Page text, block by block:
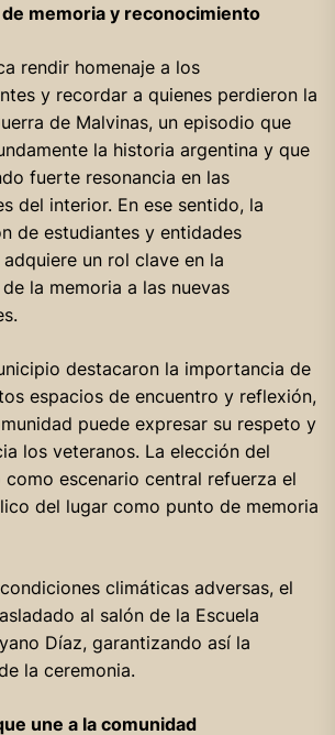
memoria y reconocimiento
rendir homenaje a los
y recordar a quienes perdieron la
de Malvinas, un episodio que
la historia argentina y que
fuerte resonancia en las
del interior. En ese sentido, la
de estudiantes y entidades
un rol clave en la
la memoria a las nuevas
destacaron la importancia de
espacios de encuentro y reflexión,
puede expresar su respeto y
los veteranos. La elección del
como escenario central refuerza el
del lugar como punto de memoria
climáticas adversas, el
al salón de la Escuela
Díaz, garantizando así la
la ceremonia.
une a la comunidad